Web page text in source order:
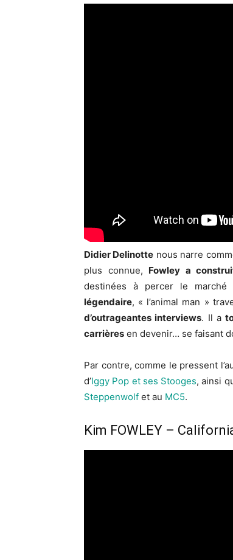
Didier Delinotte nous narre
plus connue, Fowley a
destinées à percer le marché
légendaire, « l’animal man »
d’outrageantes interviews. Il a
carrières en devenir… se faisant
Par contre, comme le pressent
d’Iggy Pop et ses Stooges, ainsi
Steppenwolf et au MC5.
Kim FOWLEY –